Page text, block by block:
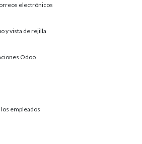
electrónicos
y vista de rejilla
Odoo
empleados